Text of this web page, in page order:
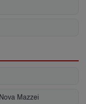
Mazzei